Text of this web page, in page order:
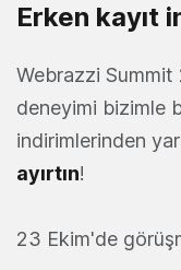
Erken kayıt
Webrazzi Summit
deneyimi bizimle
indirimlerinden
ayırtın!
23 Ekim'de